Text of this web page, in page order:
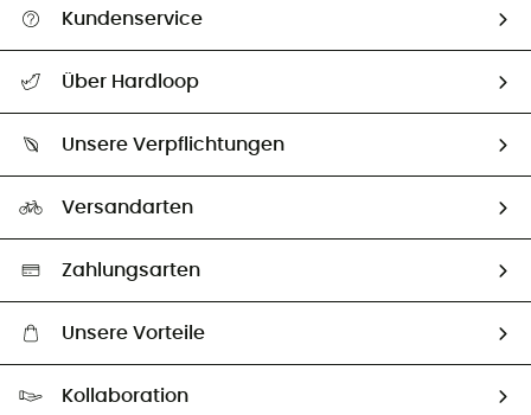
Kundenservice
Größentabelle
Über Hardloop
Unsere Botschafter
Unsere Verpflichtungen
Auswahl an nachhaltigen Produkten
Versandarten
Zahlungsarten
Unsere Vorteile
Kollaboration